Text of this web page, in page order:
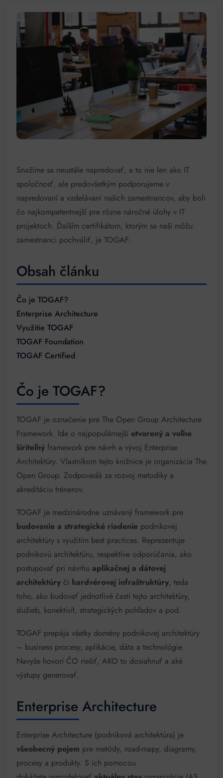
Snažíme sa neustále napredovať, a to nie len ako IT
spoločnosť, ale predovšetkým podporujeme v
napredovaní a vzdelávaní našich zamestnancov, aby boli
čo najkompetentnejší pre rôzne náročné úlohy v IT
projektoch. Ďalším certifikátom, ktorým sa naši môžu
zamestnanci pochváliť, je TOGAF.
Obsah článku
Čo je TOGAF?
Enterprise Architecture
Využitie TOGAF
TOGAF Foundation
TOGAF Certified
Čo je TOGAF?
TOGAF je označenie pre The Open Group Architecture
Framework. Ide o najpopulárnejší otvorený a voľne
šíriteľný framework pre návrh a vývoj Enterprise
Architektúry. Vlastníkom tejto knižnice je organizácia The
Open Group. Zodpovedá za rozvoj metodiky a
akreditáciu trénerov.
TOGAF je medzinárodne uznávaný framework pre
budovanie a strategické riadenie podnikovej
architektúry s využitím best practices. Reprezentuje
podnikovú architektúru, respektíve odporúčania, ako
postupovať pri návrhu aplikačnej a dátovej
architektúry či hardvérovej infraštruktúry, teda
toho, ako budovať jednotlivé časti tejto architektúry,
služieb, konektivít, strategických pohľadov a pod.
TOGAF prepája všetky domény podnikovej architektúry
– business procesy, aplikácie, dáta a technológie.
Navyše hovorí ČO riešiť, AKO to dosiahnuť a aké
výstupy generovať.
Enterprise Architecture
Enterprise Architecture (podniková architektúra) je
všeobecný pojem pre metódy, road-mapy, diagramy,
procesy a produkty. S ich pomocou